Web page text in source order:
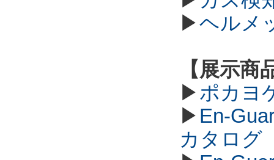
▶ヘルメ
【展示商
▶ポカヨ
▶ En-
カタログ